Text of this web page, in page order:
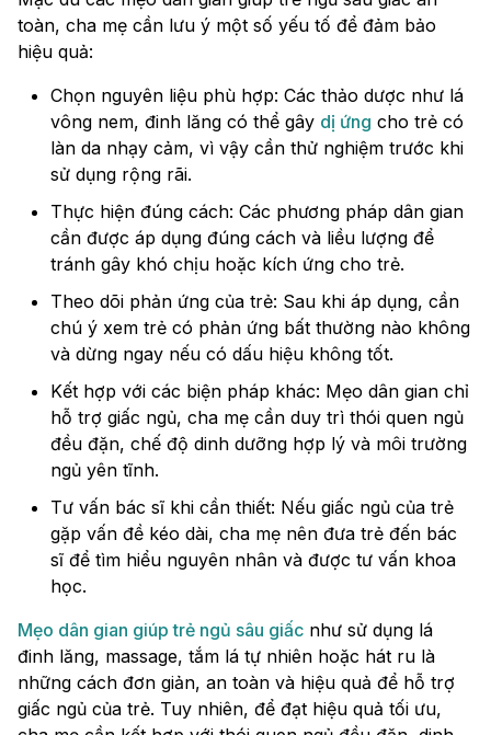
toàn, cha mẹ cần lưu ý một số yếu tố để đảm bảo
hiệu quả:
Chọn nguyên liệu phù hợp: Các thảo dược như lá
vông nem, đinh lăng có thể gây dị ứng cho trẻ có
làn da nhạy cảm, vì vậy cần thử nghiệm trước khi
sử dụng rộng rãi.
Thực hiện đúng cách: Các phương pháp dân gian
cần được áp dụng đúng cách và liều lượng để
tránh gây khó chịu hoặc kích ứng cho trẻ.
Theo dõi phản ứng của trẻ: Sau khi áp dụng, cần
chú ý xem trẻ có phản ứng bất thường nào không
và dừng ngay nếu có dấu hiệu không tốt.
Kết hợp với các biện pháp khác: Mẹo dân gian chỉ
hỗ trợ giấc ngủ, cha mẹ cần duy trì thói quen ngủ
đều đặn, chế độ dinh dưỡng hợp lý và môi trường
ngủ yên tĩnh.
Tư vấn bác sĩ khi cần thiết: Nếu giấc ngủ của trẻ
gặp vấn đề kéo dài, cha mẹ nên đưa trẻ đến bác
sĩ để tìm hiểu nguyên nhân và được tư vấn khoa
học.
Mẹo dân gian giúp trẻ ngủ sâu giấc như sử dụng lá
đinh lăng, massage, tắm lá tự nhiên hoặc hát ru là
những cách đơn giản, an toàn và hiệu quả để hỗ trợ
giấc ngủ của trẻ. Tuy nhiên, để đạt hiệu quả tối ưu,